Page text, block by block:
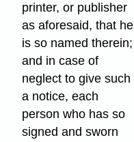
printer, or publisher
as aforesaid, that he
is so named therein;
and in case of
neglect to give such
a notice, each
person who has so
signed and sworn